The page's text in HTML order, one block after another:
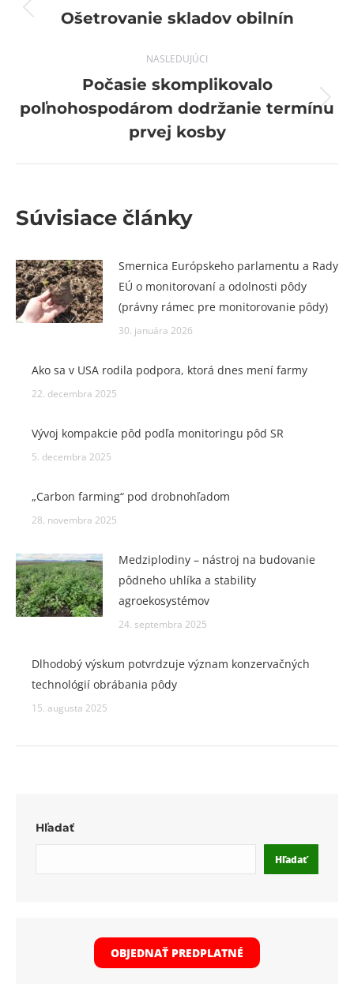
navigation
Previous
Ošetrovanie skladov obilnín
NASLEDUJÚCI
Next
post:
Počasie skomplikovalo
poľnohospodárom dodržanie termínu
prvej kosby
Súvisiace články
Smernica Európskeho parlamentu a Rady
EÚ o monitorovaní a odolnosti pôdy
(právny rámec pre monitorovanie pôdy)
30. januára 2026
Ako sa v USA rodila podpora, ktorá dnes mení farmy
22. decembra 2025
Vývoj kompakcie pôd podľa monitoringu pôd SR
5. decembra 2025
„Carbon farming“ pod drobnohľadom
28. novembra 2025
Medziplodiny – nástroj na budovanie
pôdneho uhlíka a stability
agroekosystémov
24. septembra 2025
Dlhodobý výskum potvrdzuje význam konzervačných
technológií obrábania pôdy
15. augusta 2025
Hľadať
Hľadať
OBJEDNAŤ PREDPLATNÉ